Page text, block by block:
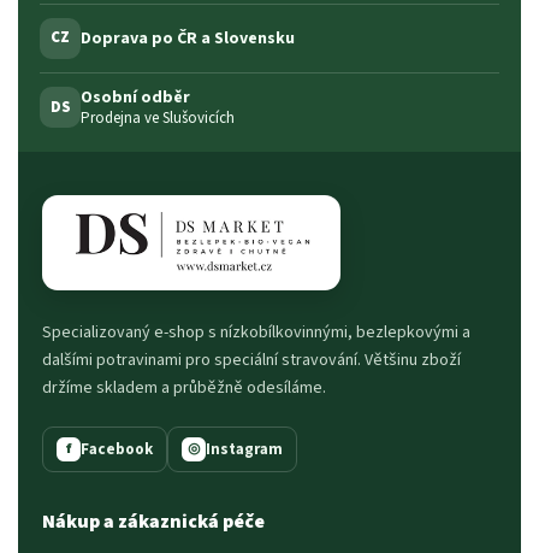
CZ Doprava po ČR a Slovensku
DS Osobní odběr
Prodejna ve Slušovicích
Specializovaný e-shop s nízkobílkovinnými, bezlepkovými a
dalšími potravinami pro speciální stravování. Většinu zboží
držíme skladem a průběžně odesíláme.
f Facebook ◎ Instagram
Nákup a zákaznická péče